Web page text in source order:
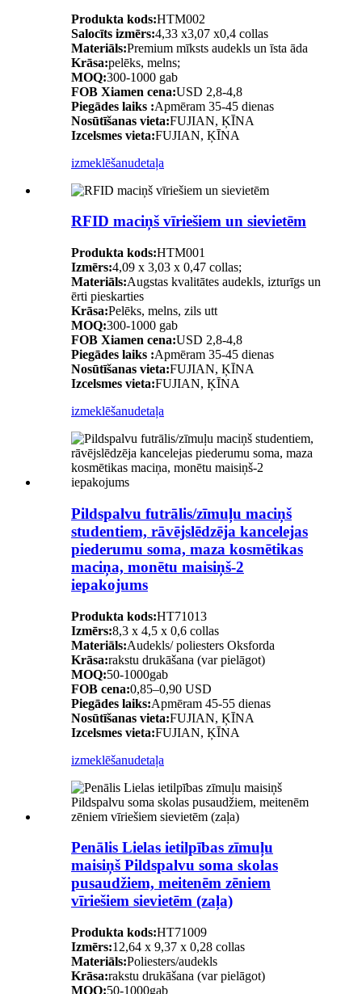
Produkta kods:HTM002
Salocīts izmērs:4,33 x3,07 x0,4 collas
Materiāls:Premium mīksts audekls un īsta āda
Krāsa:pelēks, melns;
MOQ:300-1000 gab
FOB Xiamen cena:USD 2,8-4,8
Piegādes laiks :Apmēram 35-45 dienas
Nosūtīšanas vieta:FUJIAN, ĶĪNA
Izcelsmes vieta:FUJIAN, ĶĪNA
izmeklēšanudetaļa
RFID maciņš vīriešiem un sievietēm
Produkta kods:HTM001
Izmērs:4,09 x 3,03 x 0,47 collas;
Materiāls:Augstas kvalitātes audekls, izturīgs un
ērti pieskarties
Krāsa:Pelēks, melns, zils utt
MOQ:300-1000 gab
FOB Xiamen cena:USD 2,8-4,8
Piegādes laiks :Apmēram 35-45 dienas
Nosūtīšanas vieta:FUJIAN, ĶĪNA
Izcelsmes vieta:FUJIAN, ĶĪNA
izmeklēšanudetaļa
Pildspalvu futrālis/zīmuļu maciņš
studentiem, rāvējslēdzēja kancelejas
piederumu soma, maza kosmētikas
maciņa, monētu maisiņš-2
iepakojums
Produkta kods:HT71013
Izmērs:8,3 x 4,5 x 0,6 collas
Materiāls:Audekls/ poliesters Oksforda
Krāsa:rakstu drukāšana (var pielāgot)
MOQ:50-1000gab
FOB cena:0,85–0,90 USD
Piegādes laiks:Apmēram 45-55 dienas
Nosūtīšanas vieta:FUJIAN, ĶĪNA
Izcelsmes vieta:FUJIAN, ĶĪNA
izmeklēšanudetaļa
Penālis Lielas ietilpības zīmuļu
maisiņš Pildspalvu soma skolas
pusaudžiem, meitenēm zēniem
vīriešiem sievietēm (zaļa)
Produkta kods:HT71009
Izmērs:12,64 x 9,37 x 0,28 collas
Materiāls:Poliesters/audekls
Krāsa:rakstu drukāšana (var pielāgot)
MOQ:50-1000gab